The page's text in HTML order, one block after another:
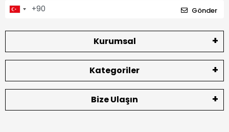
Gönder
Kurumsal
Kategoriler
Bize Ulaşın